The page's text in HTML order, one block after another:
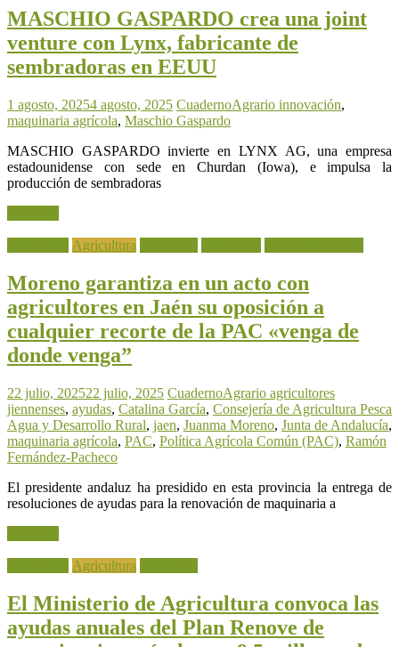
MASCHIO GASPARDO crea una joint
venture con Lynx, fabricante de
sembradoras en EEUU
1 agosto, 20254 agosto, 2025 CuadernoAgrario innovación,
maquinaria agrícola, Maschio Gaspardo
MASCHIO GASPARDO invierte en LYNX AG, una empresa
estadounidense con sede en Churdan (Iowa), e impulsa la
producción de sembradoras
Agricultura
Moreno garantiza en un acto con
agricultores en Jaén su oposición a
cualquier recorte de la PAC «venga de
donde venga”
22 julio, 202522 julio, 2025 CuadernoAgrario agricultores
jiennenses, ayudas, Catalina García, Consejería de Agricultura Pesca
Agua y Desarrollo Rural, jaen, Juanma Moreno, Junta de Andalucía,
maquinaria agrícola, PAC, Política Agrícola Común (PAC), Ramón
Fernández-Pacheco
El presidente andaluz ha presidido en esta provincia la entrega de
resoluciones de ayudas para la renovación de maquinaria a
Agricultura
El Ministerio de Agricultura convoca las
ayudas anuales del Plan Renove de